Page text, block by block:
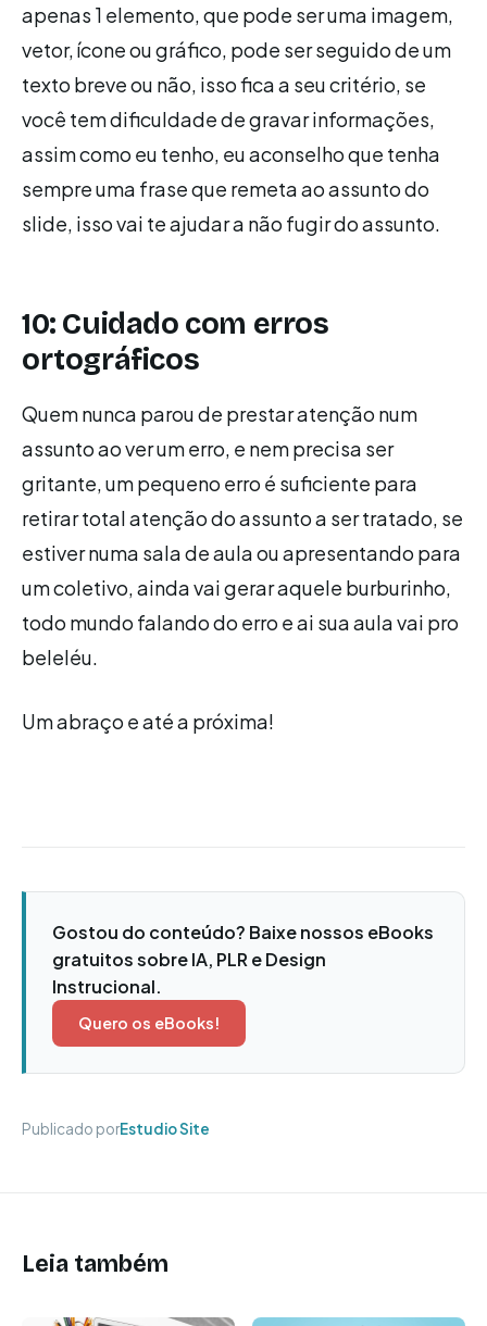
apenas 1 elemento, que pode ser uma imagem,
vetor, ícone ou gráfico, pode ser seguido de um
texto breve ou não, isso fica a seu critério, se
você tem dificuldade de gravar informações,
assim como eu tenho, eu aconselho que tenha
sempre uma frase que remeta ao assunto do
slide, isso vai te ajudar a não fugir do assunto.
10: Cuidado com erros
ortográficos
Quem nunca parou de prestar atenção num
assunto ao ver um erro, e nem precisa ser
gritante, um pequeno erro é suficiente para
retirar total atenção do assunto a ser tratado, se
estiver numa sala de aula ou apresentando para
um coletivo, ainda vai gerar aquele burburinho,
todo mundo falando do erro e ai sua aula vai pro
beleléu.
Um abraço e até a próxima!
Gostou do conteúdo? Baixe nossos eBooks
gratuitos sobre IA, PLR e Design
Instrucional.
Quero os eBooks!
Publicado porEstudio Site
Leia também